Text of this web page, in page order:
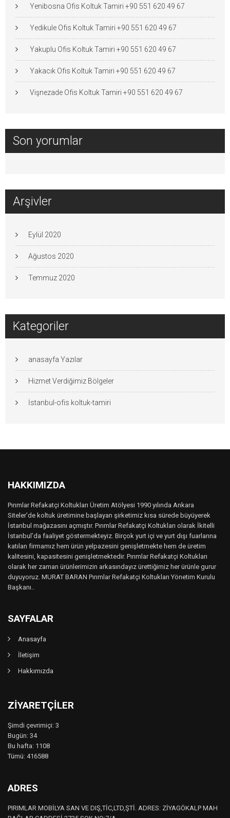
Yenibosna Ofis Koltuk Tamiri +90 551 620 49 67
Yedikule Ofis Koltuk Tamiri +90 551 620 49 67
Yakuplu Ofis Koltuk Tamiri +90 551 620 49 67
Yakacık Ofis Koltuk Tamiri +90 551 620 49 67
Vişnezade Ofis Koltuk Tamiri +90 551 620 49 67
Son yorumlar
Arşivler
Eylül 2020
Ağustos 2020
Temmuz 2020
Kategoriler
anasayfa Yazılar
Hizmet Verdiğimiz Bölgeler
İstanbul-ofis koltuk-tamiri
HAKKIMIZDA
Pırımlar Refakatçi Koltukları Üretim Atölyesi 1990 yılında Ankara
Siteler’de koltuk üretimine başlayan şirketimiz kısa sürede büyüyerek
İstanbul mağazasını açmıştır. Pırımlar Refakatçi Koltukları olarak İkitelli
İstanbul’da faaliyet göstermekteyiz. Birçok yurt içi ve yurt dışı fuarlarına
katılan firmamız hem ürün yelpazesini genişletmekte hem de üretim
kalitesini, kapasitesini genişletmektedir. Pırımlar Refakatçi Koltukları
olarak her zaman ürünlerimizin arkasındayız ürettiğimiz her ürünle gurur
duyuyoruz. MURAT BARAN Pırımlar Refakatçi Koltukları Yönetim Kurulu
Başkanı..
SAYFALAR
Anasayfa
İletişim
Hakkımızda
ZIYARETÇILER
Şimdi çevrimiçi: 3
Bugün: 34
Bu hafta: 1108
Tümü: 416588
ADRES
PIRIMLAR MOBİLYA SAN VE DIŞ,TİC,LTD,ŞTİ. ADRES: ZİYAGÖKALP MAH